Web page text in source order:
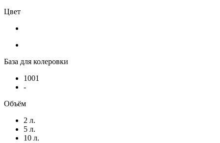
Цвет
База для колеровки
1001
-
Объём
2 л.
5 л.
10 л.